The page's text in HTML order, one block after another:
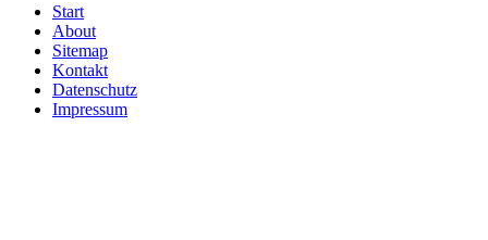
Start
About
Sitemap
Kontakt
Datenschutz
Impressum